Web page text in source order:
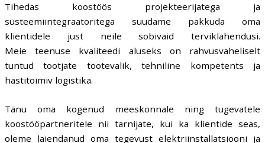
Tihedas koostöös projekteerijatega ja
süsteemiintegraatoritega suudame pakkuda oma
klientidele just neile sobivaid terviklahendusi.
Meie teenuse kvaliteedi aluseks on rahvusvaheliselt
tuntud tootjate tootevalik, tehniline kompetents ja
hästitoimiv logistika.
Tänu oma kogenud meeskonnale ning tugevatele
koostööpartneritele nii tarnijate, kui ka klientide seas,
oleme laiendanud oma tegevust elektriinstallatsiooni ja